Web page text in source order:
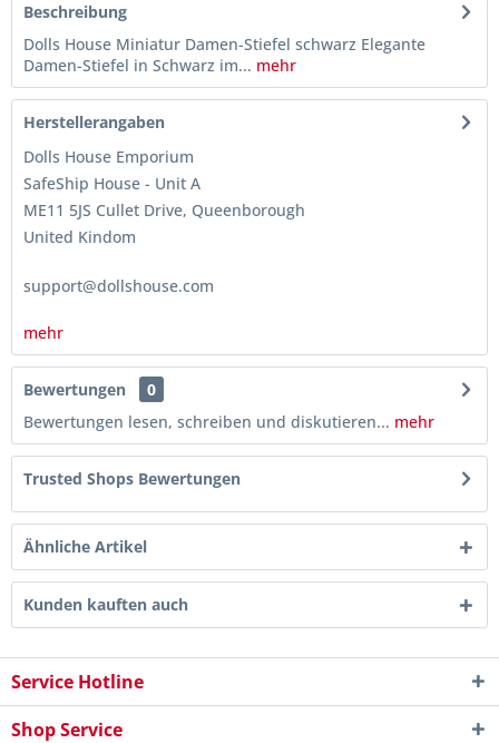
Beschreibung
Dolls House Miniatur Damen-Stiefel schwarz Elegante
Damen-Stiefel in Schwarz im... mehr
Herstellerangaben
Dolls House Emporium
SafeShip House - Unit A
ME11 5JS Cullet Drive, Queenborough
United Kindom
support@dollshouse.com
mehr
Bewertungen
0
Bewertungen lesen, schreiben und diskutieren... mehr
Trusted Shops Bewertungen
Ähnliche Artikel
Kunden kauften auch
Service Hotline
Shop Service